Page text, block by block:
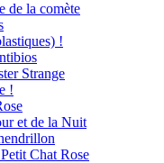
de la comète
!
Strange
!
et de la Nuit
Chat Rose